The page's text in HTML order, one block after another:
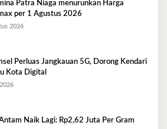
Patra Niaga menurunkan Harga
per 1 Agustus 2026
2026
Perluas Jangkauan 5G, Dorong Kendari
Kota Digital
Naik Lagi: Rp2,62 Juta Per Gram